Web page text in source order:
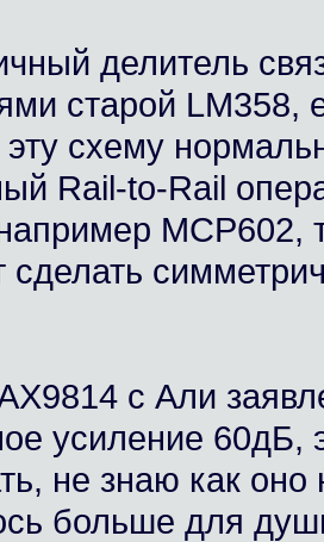
делитель
старой LM358,
эту схему
Rail-to-Rail
MCP602,
сделать
с Али
усиление 60дБ,
не знаю как
больше для